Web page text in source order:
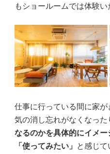
もショールームでは体験い
仕事に行っている間に家
気の消し忘れがなくなった
なるのかを具体的にイメー
「使ってみたい」
と感じて